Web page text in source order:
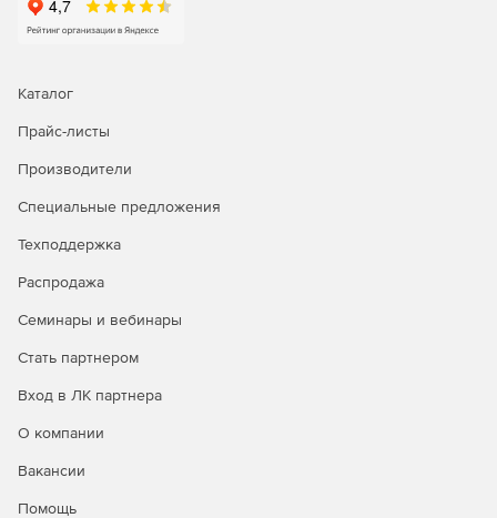
режиме 24/7 ищут в Интернете новые угрозы
безопасности и обновляют антивирусные базы
Каталог
Прайс-листы
Производители
Специальные предложения
Техподдержка
Распродажа
Семинары и вебинары
Стать партнером
Вход в ЛК партнера
О компании
Вакансии
Помощь